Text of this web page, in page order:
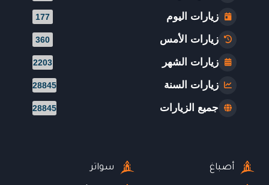
زيارات اليوم 177
زيارات الأمس 360
زيارات الشهر 2203
زيارات السنة 28845
جميع الزيارات 28845
أصباغ سواتر